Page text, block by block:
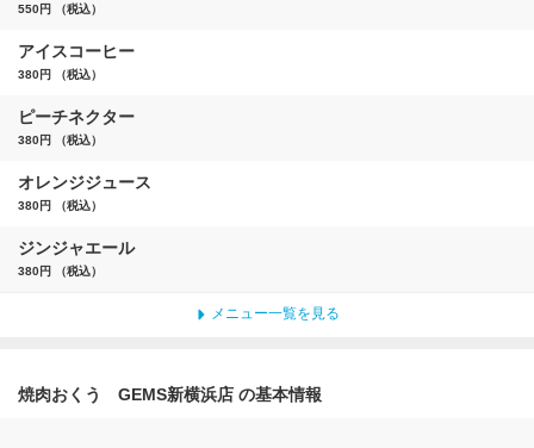
550円 （税込）
アイスコーヒー
380円 （税込）
ピーチネクター
380円 （税込）
オレンジジュース
380円 （税込）
ジンジャエール
380円 （税込）
メニュー一覧を見る
焼肉おくう GEMS新横浜店 の基本情報